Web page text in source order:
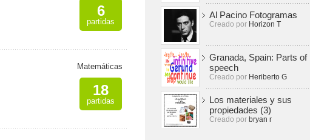
6
partidas
Matemáticas
18
partidas
Al Pacino Fotogramas
Creado por Horizon T
Granada, Spain: Parts of
speech
Creado por Heriberto G
Los materiales y sus
propiedades (3)
Creado por bryan r